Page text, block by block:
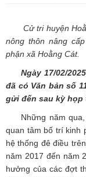
Cử tri huyện
nông thôn nâng
phận xã Hoằng Cát.
Ngày 17/02/2025
đã có Văn bản số
gửi đến sau kỳ họp
Những năm
quan tâm bố trí kinh
hệ thống đê điều
năm 2017 đến năm
hưởng của các đợt